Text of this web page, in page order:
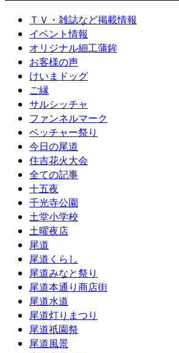
ＴＶ・雑誌など掲載情報
イベント情報
オリジナル細工蒲鉾
お客様の声
けいまドッグ
ご縁
サルシッチャ
ファンネルマーク
ベッチャー祭り
今日の尾道
住吉花火大会
全ての記事
十五夜
千光寺公園
土堂小学校
土曜夜店
尾道
尾道くらし
尾道みなと祭り
尾道本通り商店街
尾道水道
尾道灯りまつり
尾道祇園祭
尾道風景